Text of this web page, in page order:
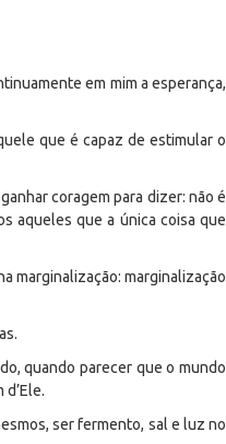
em mim a esperança,
que é capaz de estimular o
coragem para dizer: não é
aqueles que a única coisa que
marginalização: marginalização
quando parecer que o mundo
ser fermento, sal e luz no